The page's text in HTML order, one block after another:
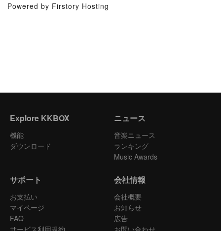
Powered by Firstory Hosting
Explore KKBOX
機能
ダウンロード
ニュース
音楽ニュース
ランキング
Music Awards
サポート
お支払い
マイページ
FAQ
サービス利用規約
会社情報
会社概要
お知らせ
広告
お問い合わせ